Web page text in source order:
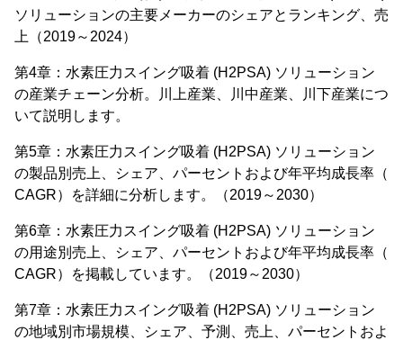
ソリューションの主要メーカーのシェアとランキング、売
上（2019～2024）
第4章：水素圧力スイング吸着 (H2PSA) ソリューション
の産業チェーン分析。川上産業、川中産業、川下産業につ
いて説明します。
第5章：水素圧力スイング吸着 (H2PSA) ソリューション
の製品別売上、シェア、パーセントおよび年平均成長率（
CAGR）を詳細に分析します。（2019～2030）
第6章：水素圧力スイング吸着 (H2PSA) ソリューション
の用途別売上、シェア、パーセントおよび年平均成長率（
CAGR）を掲載しています。（2019～2030）
第7章：水素圧力スイング吸着 (H2PSA) ソリューション
の地域別市場規模、シェア、予測、売上、パーセントおよ